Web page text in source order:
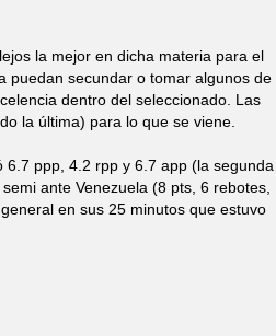
la mejor en dicha materia para el
puedan secundar o tomar algunos de
dentro del seleccionado. Las
la última) para lo que se viene.
ppp, 4.2 rpp y 6.7 app (la segunda
ante Venezuela (8 pts, 6 rebotes,
en sus 25 minutos que estuvo